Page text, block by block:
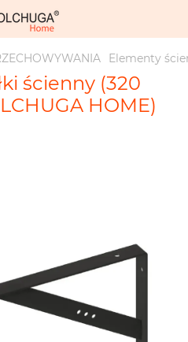
Elementy
ścienny (320
HOME)